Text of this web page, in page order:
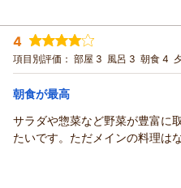
ご朝食の音楽につきまして、
でかけていたかもしれません
今後ボリュームにつきまして確
今後とも市原マリンホテルを
ます。
副支配人 大西
投稿者： たまさん(男性/40代)
宿泊プラン： 【朝食付】大好評の和
しっかり食べて1日の活力をチャージ
宿泊価格帯： 7,001～8,000円(大人一
この度も市原マリンホテルに
ございます。
お忙しい中貴重なご意見を頂
お褒めの言葉をいただきまし
4
項目別評価： 部屋 3 風呂 3 朝食 4
朝食が最高
サラダや惣菜など野菜が豊富に
たいです。ただメインの料理は